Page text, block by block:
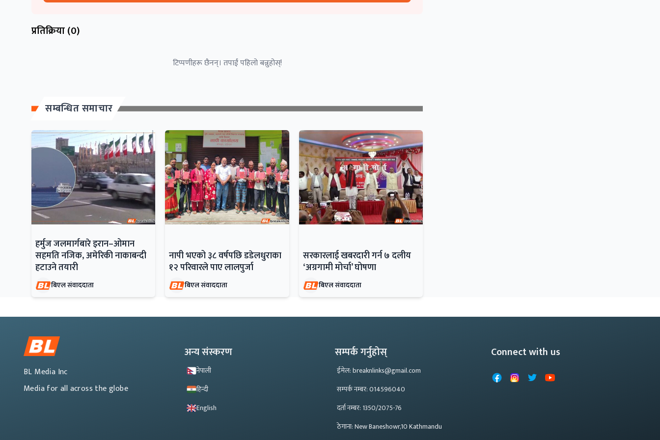
प्रतिक्रिया (0)
टिप्पणीहरू छैनन्। तपाईं पहिलो बन्नुहोस्!
सम्बन्धित समाचार
हर्मुज जलमार्गबारे इरान–ओमान
सहमति नजिक, अमेरिकी नाकाबन्दी
हटाउने तयारी
बिएल संवाददाता
नापी भएको ३८ वर्षपछि डडेलधुराका
१२ परिवारले पाए लालपुर्जा
बिएल संवाददाता
सरकारलाई खबरदारी गर्न ७ दलीय
‘अग्रगामी मोर्चा’ घोषणा
बिएल संवाददाता
BL Media Inc
Media for all across the globe
अन्य संस्करण
नेपाली
हिन्दी
English
सम्पर्क गर्नुहोस्
ईमेल: breaknlinks@gmail.com
सम्पर्क नम्बर: 014596040
दर्ता नम्बर: 1350/2075-76
ठेगाना: New Baneshowr,10 Kathmandu
Connect with us
FacebookInstagram
X YouTube